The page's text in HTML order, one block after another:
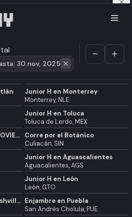
30 nov, 2025
Junior H en Monterrey
Monterrey, NLE
Junior H en Toluca
Toluca de Lerdo, MEX
AMANDA MIGUEL - 8 DE NOVIEMBRE 2025 XALAPA, VER.
Corre por el Botánico
Culiacán, SIN
Junior H en Aguascalientes
Aguacalientes, AGS
Junior H en León
León, GTO
HA ASH en Orizaba - Haashville tour Enjambre en Puebla
San Andrés Cholula, PUE